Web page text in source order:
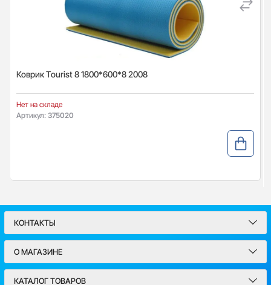
Коврик Tourist 8 1800*600*8 2008
Нет на складе
Артикул: 375020
КОНТАКТЫ
О МАГАЗИНЕ
КАТАЛОГ ТОВАРОВ